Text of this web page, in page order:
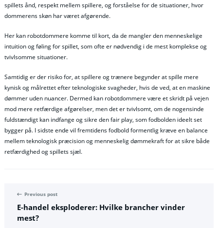
spillets ånd, respekt mellem spillere, og forståelse for de situationer, hvor
dommerens skøn har været afgørende.
Her kan robotdommere komme til kort, da de mangler den menneskelige
intuition og føling for spillet, som ofte er nødvendig i de mest komplekse og
tvivlsomme situationer.
Samtidig er der risiko for, at spillere og trænere begynder at spille mere
kynisk og målrettet efter teknologiske svagheder, hvis de ved, at en maskine
dømmer uden nuancer. Dermed kan robotdommere være et skridt på vejen
mod mere retfærdige afgørelser, men det er tvivlsomt, om de nogensinde
fuldstændigt kan indfange og sikre den fair play, som fodbolden ideelt set
bygger på. I sidste ende vil fremtidens fodbold formentlig kræve en balance
mellem teknologisk præcision og menneskelig dømmekraft for at sikre både
retfærdighed og spillets sjæl.
Previous post
E-handel eksploderer: Hvilke brancher vinder
mest?